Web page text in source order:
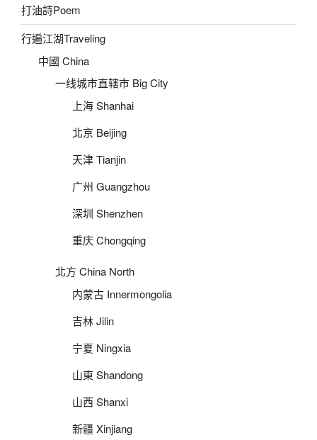
打油詩Poem
行遍江湖Traveling
中國 China
一线城市直辖市 Big City
上海 Shanhai
北京 Beijing
天津 Tianjin
广州 Guangzhou
深圳 Shenzhen
重庆 Chongqing
北方 China North
内蒙古 Innermongolia
吉林 Jilin
宁夏 Ningxia
山東 Shandong
山西 Shanxi
新疆 Xinjiang